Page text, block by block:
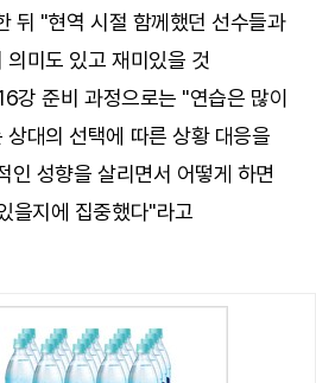
뒤 "현역 시절 함께했던 선수들과
미도 있고 재미있을 것
강 준비 과정으로는 "연습은 많이
상대의 선택에 따른 상황 대응을
인 성향을 살리면서 어떻게 하면
을지에 집중했다"라고